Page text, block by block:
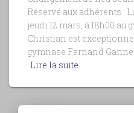
Réservé aux adhérents :
jeudi 12 mars, à 18h00
Christian est
gymnase Fernand
Lire la suite…